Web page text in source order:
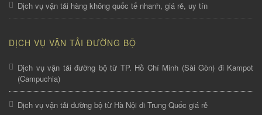
Dịch vụ vận tải hàng không quốc tế nhanh, giá rẻ, uy tín
DỊCH VỤ VẬN TẢI ĐƯỜNG BỘ
Dịch vụ vận tải đường bộ từ TP. Hồ Chí Minh (Sài Gòn) đi Kampot
(Campuchia)
Dịch vụ vận tải đường bộ từ Hà Nội đi Trung Quốc giá rẻ